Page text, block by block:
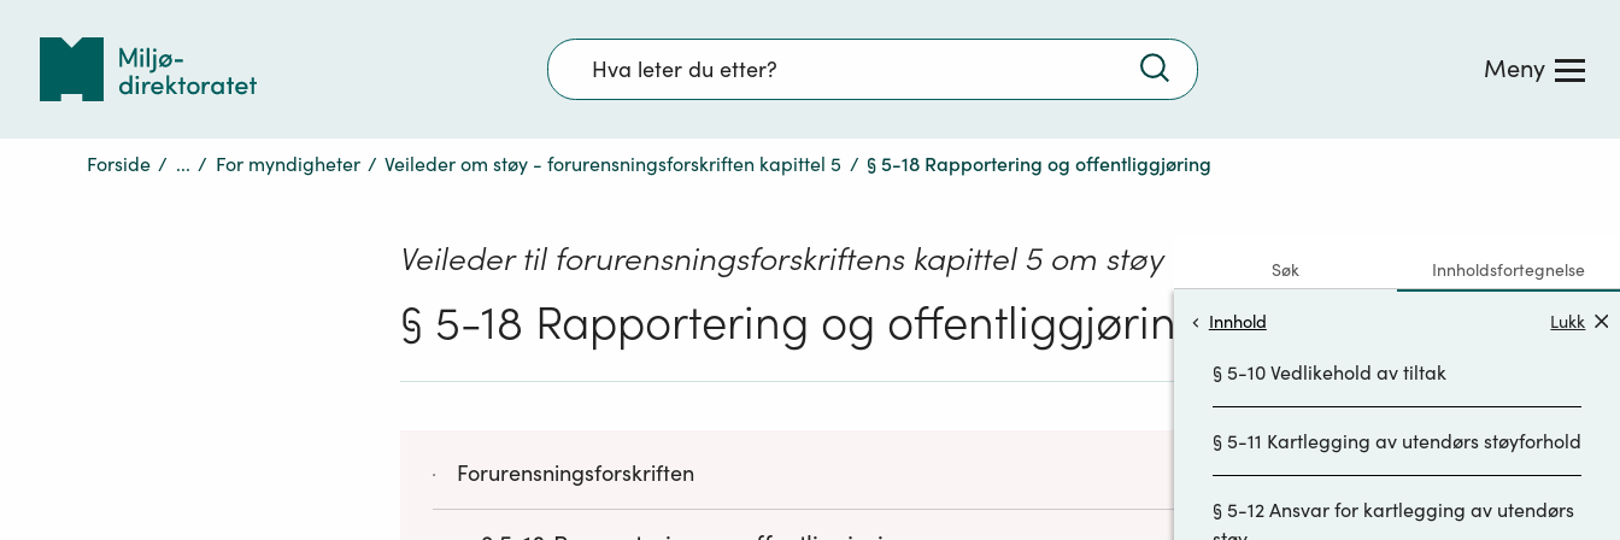
Søk
Trykk
søke
Meny
Forside / ... / For myndigheter / Veileder om støy - forurensningsforskriften kapittel 5 / § 5-18 Rapportering og offentliggjøring
Søk Innholdsfortegnelse
Innhold Lukk
§ 5-6 Beregning av innendørs støynivå
§ 5-7 Måling av støynivå
§ 5-10 Vedlikehold av tiltak
§ 5-11 Kartlegging av utendørs støyforhold
§ 5-12 Ansvar for kartlegging av utendørs
Veileder til forurensningsforskriftens kapittel 5 om støy
§ 5-18 Rapportering og offentliggjøring
Forurensningsforskriften